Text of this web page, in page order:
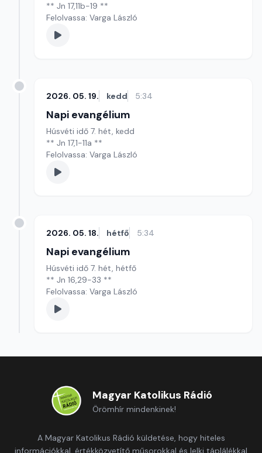
** Jn 17,11b-19 **
Felolvassa: Varga László
2026. 05. 19. kedd 5:34
Napi evangélium
Húsvéti idő 7. hét, kedd
** Jn 17,1-11a **
Felolvassa: Varga László
2026. 05. 18. hétfő 5:34
Napi evangélium
Húsvéti idő 7. hét, hétfő
** Jn 16,29-33 **
Felolvassa: Varga László
Magyar Katolikus Rádió
Örömhír mindenkinek!
A Magyar Katolikus Rádió küldetése, hogy hiteles
információkkal, értékközvetítő műsorokkal és lelki táplálékkal